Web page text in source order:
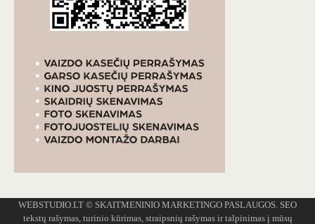
WEBSTUDIO.LT © SKAITMENINIO MARKETINGO PASLAUGOS. SEO
tekstų rašymas, turinio kūrimas, straipsnių rašymas ir talpinimas į mūsų